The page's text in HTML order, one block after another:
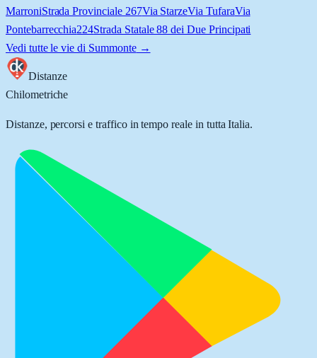
MarroniStrada Provinciale 267Via StarzeVia TufaraVia
Pontebarrecchia224Strada Statale 88 dei Due Principati
Vedi tutte le vie di Summonte→
Distanze
Chilometriche
Distanze, percorsi e traffico in tempo reale in tutta Italia.